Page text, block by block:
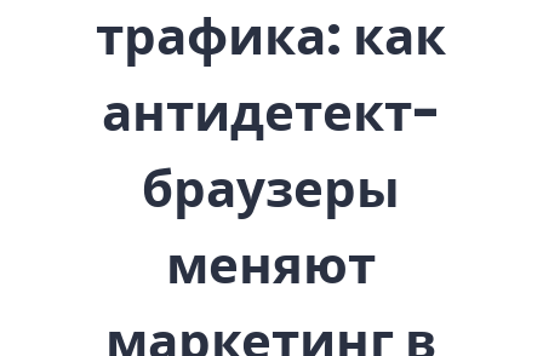
трафика: как
антидетект-
браузеры
меняют